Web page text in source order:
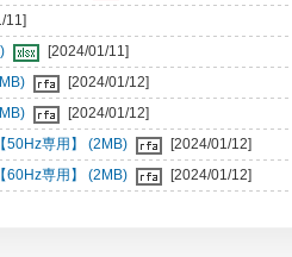
11]
[2024/01/11]
[2024/01/12]
[2024/01/12]
50Hz専用】 (2MB)
[2024/01/12]
60Hz専用】 (2MB)
[2024/01/12]